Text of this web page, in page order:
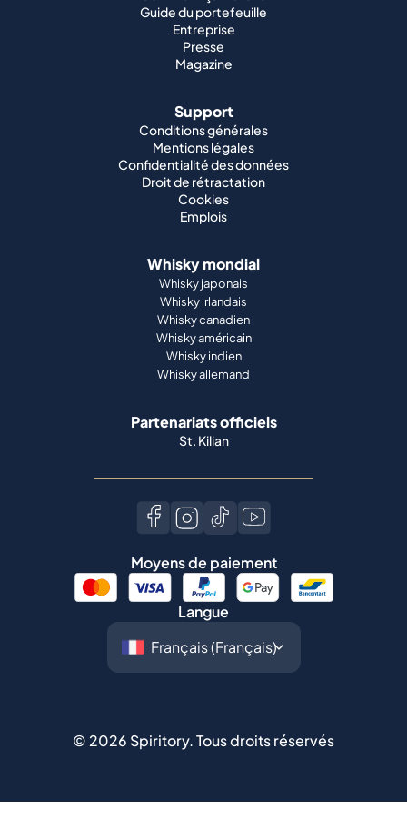
Guide du portefeuille
Entreprise
Presse
Magazine
Support
Conditions générales
Mentions légales
Confidentialité des données
Droit de rétractation
Cookies
Emplois
Whisky mondial
Whisky japonais
Whisky irlandais
Whisky canadien
Whisky américain
Whisky indien
Whisky allemand
Partenariats officiels
St. Kilian
Moyens de paiement
Langue
© 2026 Spiritory.Tous droits réservés